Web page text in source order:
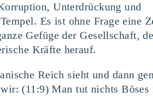
Unterdrückung und
Es ist ohne Frage eine
Gefüge der Gesellschaft,
Kräfte herauf.
Reich sieht und dann
(11:9) Man tut nichts Böses